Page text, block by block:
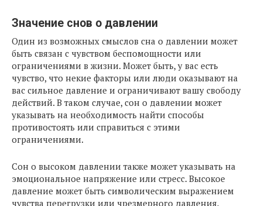
Значение снов о давлении
Один из возможных смыслов сна о давлении может
быть связан с чувством беспомощности или
ограничениями в жизни. Может быть, у вас есть
чувство, что некие факторы или люди оказывают на
вас сильное давление и ограничивают вашу свободу
действий. В таком случае, сон о давлении может
указывать на необходимость найти способы
противостоять или справиться с этими
ограничениями.
Сон о высоком давлении также может указывать на
эмоциональное напряжение или стресс. Высокое
давление может быть символическим выражением
чувства перегрузки или чрезмерного давления,